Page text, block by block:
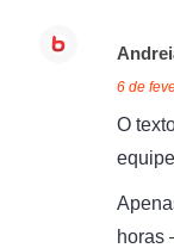
6 de
O
horas